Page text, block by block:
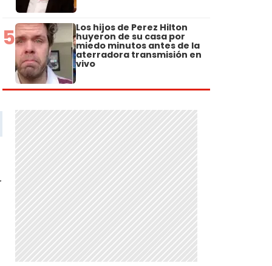
5 Los hijos de Perez Hilton
huyeron de su casa por
miedo minutos antes de la
aterradora transmisión en
vivo